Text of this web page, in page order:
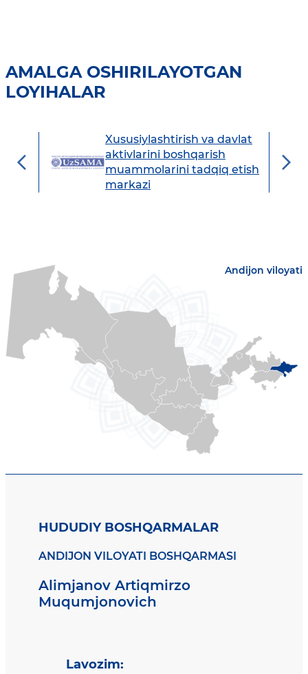
AMALGA OSHIRILAYOTGAN
LOYIHALAR
Xususiylashtirish va davlat
aktivlarini boshqarish
muammolarini tadqiq etish
markazi
Andijon viloyati
HUDUDIY BOSHQARMALAR
ANDIJON VILOYATI BOSHQARMASI
Alimjanov Artiqmirzo
Muqumjonovich
Lavozim: